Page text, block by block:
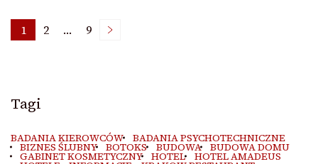
Stronicowanie
Strona
1 Strona
2 … Strona
9
Tagi
BADANIA KIEROWCÓW BADANIA PSYCHOTECHNICZNE
BIZNES ŚLUBNY BOTOKS BUDOWA BUDOWA DOMU
GABINET KOSMETYCZNY HOTEL HOTEL AMADEUS